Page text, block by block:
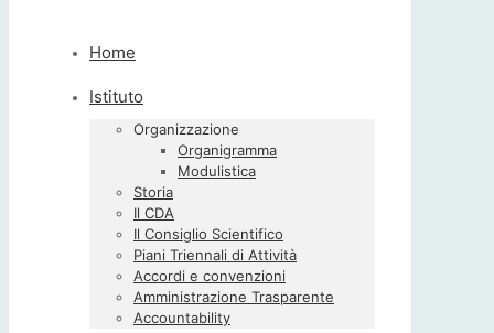
Home
Istituto
Organizzazione
Organigramma
Modulistica
Storia
Il CDA
Il Consiglio Scientifico
Piani Triennali di Attività
Accordi e convenzioni
Amministrazione Trasparente
Accountability